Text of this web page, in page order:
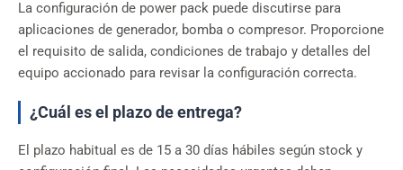
La configuración de power pack puede discutirse para
aplicaciones de generador, bomba o compresor. Proporcione
el requisito de salida, condiciones de trabajo y detalles del
equipo accionado para revisar la configuración correcta.
¿Cuál es el plazo de entrega?
El plazo habitual es de 15 a 30 días hábiles según stock y